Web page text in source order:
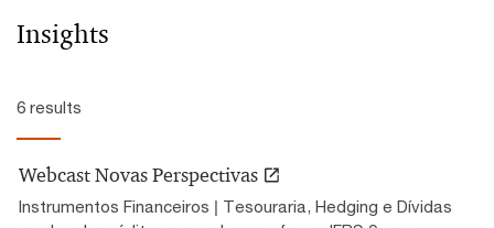
Insights
6 results
Webcast Novas Perspectivas
Instrumentos Financeiros | Tesouraria, Hedging e Dívidas